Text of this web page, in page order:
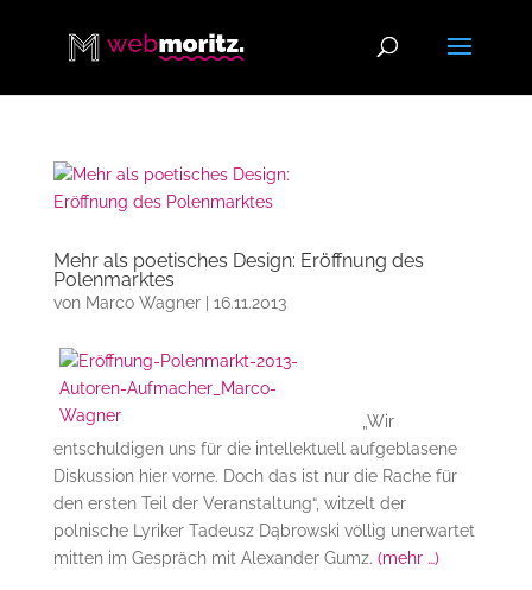
Mehr als poetisches Design: Eröffnung des
Polenmarktes
von Marco Wagner| 16.11.2013
„Wir
entschuldigen uns für die intellektuell aufgeblasene
Diskussion hier vorne. Doch das ist nur die Rache für
den ersten Teil der Veranstaltung“, witzelt der
polnische Lyriker Tadeusz Dąbrowski völlig unerwartet
mitten im Gespräch mit Alexander Gumz. (mehr …)